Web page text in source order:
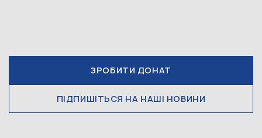
ЗРОБИТИ ДОНАТ
ПІДПИШІТЬСЯ НА НАШІ НОВИНИ